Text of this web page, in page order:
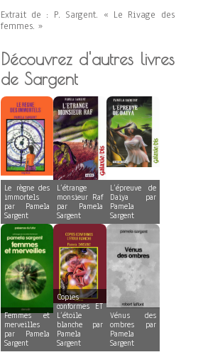
Extrait de : P. Sargent. « Le Rivage des
femmes. »
Découvrez d'autres livres
de Sargent
Le règne des
immortels
par Pamela
Sargent
L’étrange
monsieur Raf
par Pamela
Sargent
L’épreuve de
Daiya par
Pamela
Sargent
Femmes et
merveilles
par Pamela
Sargent
Copies
conformes ET
L’étoile
blanche par
Pamela
Sargent
Vénus des
ombres par
Pamela
Sargent